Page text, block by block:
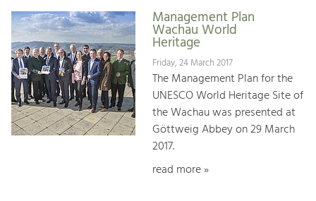
Management Plan
Wachau World
Heritage
Friday, 24 March 2017
The Management Plan for the
UNESCO World Heritage Site of
the Wachau was presented at
Göttweig Abbey on 29 March
2017.
read more »